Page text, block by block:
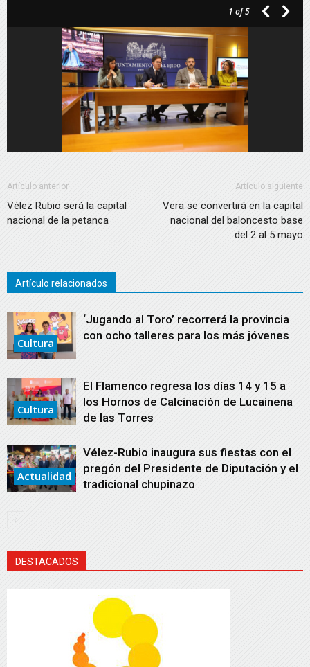
1 of 5
Artículo anterior
Vélez Rubio será la capital
nacional de la petanca
Artículo siguiente
Vera se convertirá en la capital
nacional del baloncesto base
del 2 al 5 mayo
Artículo relacionados
Cultura
‘Jugando al Toro’ recorrerá la provincia
con ocho talleres para los más jóvenes
Cultura
El Flamenco regresa los días 14 y 15 a
los Hornos de Calcinación de Lucainena
de las Torres
Actualidad
Vélez-Rubio inaugura sus fiestas con el
pregón del Presidente de Diputación y el
tradicional chupinazo
DESTACADOS